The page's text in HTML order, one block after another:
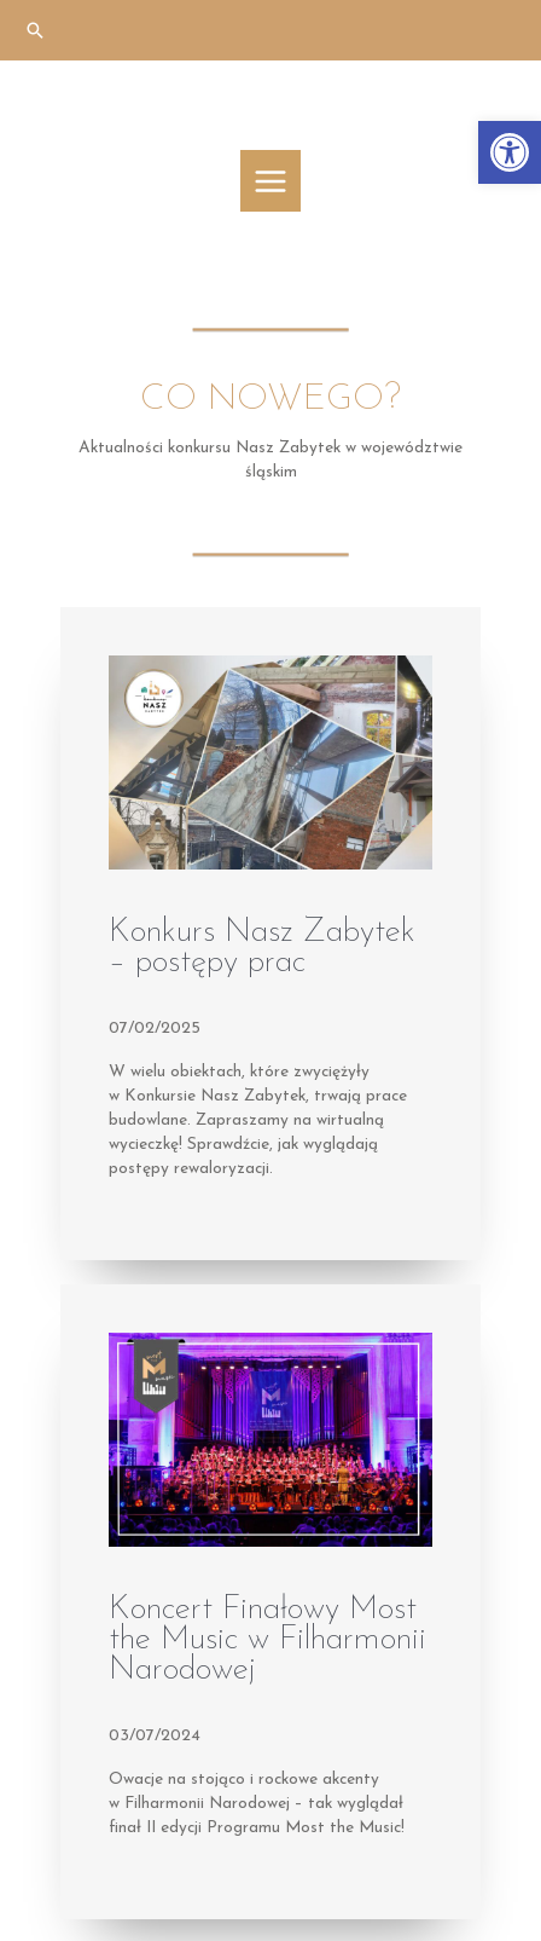
content
Search
CO NOWEGO?
Aktualności konkursu Nasz Zabytek w województwie
śląskim
Konkurs Nasz Zabytek
– postępy prac
07/02/2025
W wielu obiektach, które zwyciężyły
w Konkursie Nasz Zabytek, trwają prace
budowlane. Zapraszamy na wirtualną
wycieczkę! Sprawdźcie, jak wyglądają
postępy rewaloryzacji.
Koncert Finałowy Most
the Music w Filharmonii
Narodowej
03/07/2024
Owacje na stojąco i rockowe akcenty
w Filharmonii Narodowej – tak wyglądał
finał II edycji Programu Most the Music!